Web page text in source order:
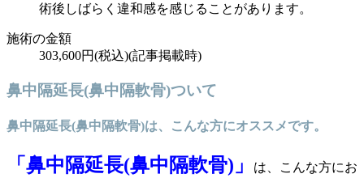
術後しばらく違和感を感じることがあります。
施術の金額
303,600円(税込)(記事掲載時)
鼻中隔延長(鼻中隔軟骨)ついて
鼻中隔延長(鼻中隔軟骨)は、こんな方にオススメです。
「鼻中隔延長(鼻中隔軟骨)」
は、こんな方にお